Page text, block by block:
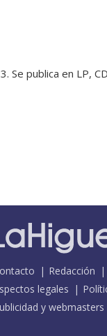
Se publica en LP,
Redacción
legales
y webmasters